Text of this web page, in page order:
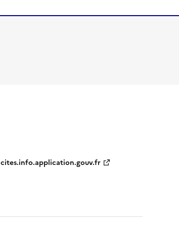
cites.info.application.gouv.fr